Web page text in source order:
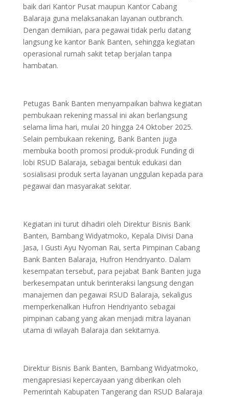
baik dari Kantor Pusat maupun Kantor Cabang
Balaraja guna melaksanakan layanan outbranch.
Dengan demikian, para pegawai tidak perlu datang
langsung ke kantor Bank Banten, sehingga kegiatan
operasional rumah sakit tetap berjalan tanpa
hambatan.
Petugas Bank Banten menyampaikan bahwa kegiatan
pembukaan rekening massal ini akan berlangsung
selama lima hari, mulai 20 hingga 24 Oktober 2025.
Selain pembukaan rekening, Bank Banten juga
membuka booth promosi produk-produk Funding di
lobi RSUD Balaraja, sebagai bentuk edukasi dan
sosialisasi produk serta layanan unggulan kepada para
pegawai dan masyarakat sekitar.
Kegiatan ini turut dihadiri oleh Direktur Bisnis Bank
Banten, Bambang Widyatmoko, Kepala Divisi Dana
Jasa, I Gusti Ayu Nyoman Rai, serta Pimpinan Cabang
Bank Banten Balaraja, Hufron Hendriyanto. Dalam
kesempatan tersebut, para pejabat Bank Banten juga
berkesempatan untuk berinteraksi langsung dengan
manajemen dan pegawai RSUD Balaraja, sekaligus
memperkenalkan Hufron Hendriyanto sebagai
pimpinan cabang yang akan menjadi mitra layanan
utama di wilayah Balaraja dan sekitarnya.
Direktur Bisnis Bank Banten, Bambang Widyatmoko,
mengapresiasi kepercayaan yang diberikan oleh
Pemerintah Kabupaten Tangerang dan RSUD Balaraja